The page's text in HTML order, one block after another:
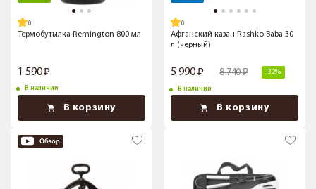
Термобутылка Remington 800 мл
1 590
В наличии
В корзину
Афганский казан Rashko Baba 30
л (черный)
5 990 8 740 -32%
В наличии
В корзину